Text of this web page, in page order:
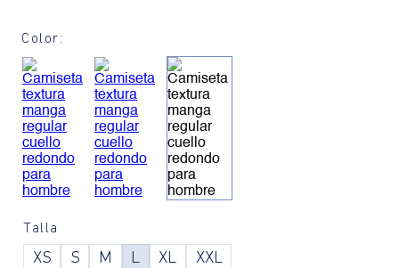
Color:
Talla
XS S M L XL XXL